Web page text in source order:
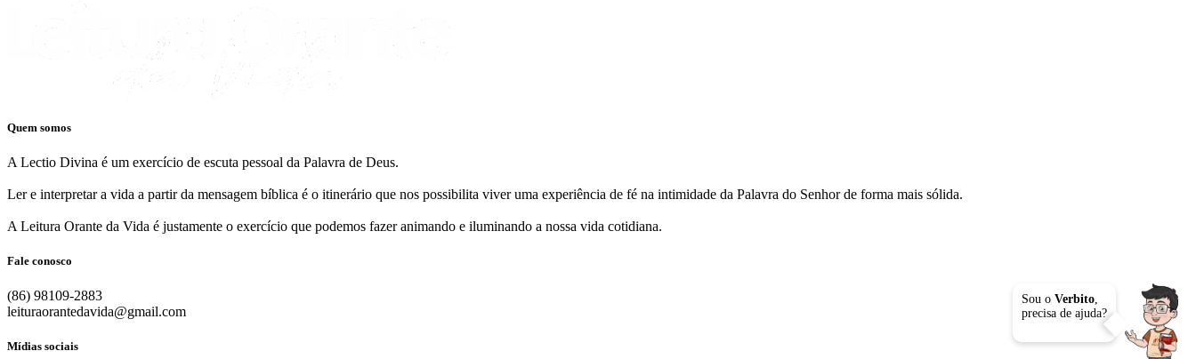
Quem somos
A Lectio Divina é um exercício de escuta pessoal da Palavra de Deus.
Ler e interpretar a vida a partir da mensagem bíblica é o itinerário que nos possibilita viver uma experiência de fé na intimidade da Palavra do Senhor de forma mais sólida.
A Leitura Orante da Vida é justamente o exercício que podemos fazer animando e iluminando a nossa vida cotidiana.
Fale conosco
(86) 98109-2883
leituraorantedavida@gmail.com
Mídias sociais
Sou o Verbito,
precisa de ajuda?